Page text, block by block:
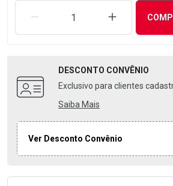
REMOVER UMA UNIDADEAUMENTAR
DESCONTO CONVÊNIO
Exclusivo para clientes
Saiba Mais
Ver Desconto Convênio